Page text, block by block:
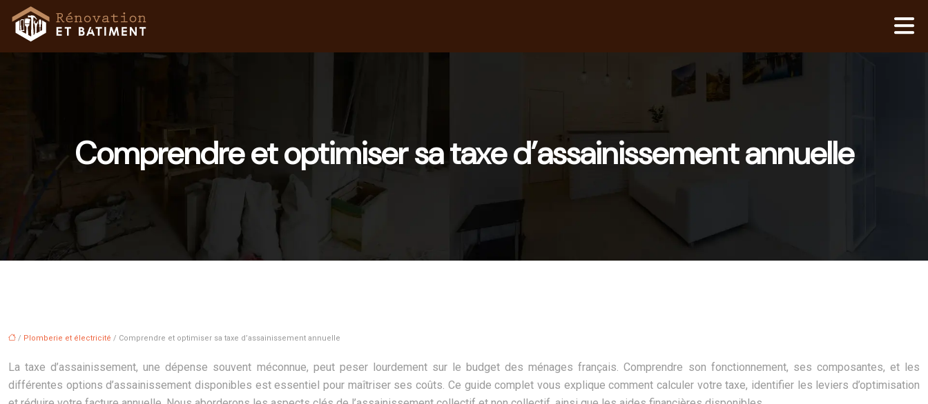
Comprendre et optimiser sa taxe d’assainissement annuelle
/ Plomberie et électricité / Comprendre et optimiser sa taxe d’assainissement annuelle
La taxe d’assainissement, une dépense souvent méconnue, peut peser lourdement sur le budget des ménages français. Comprendre son fonctionnement, ses composantes, et les
différentes options d’assainissement disponibles est essentiel pour maîtriser ses coûts. Ce guide complet vous explique comment calculer votre taxe, identifier les leviers d’optimisation